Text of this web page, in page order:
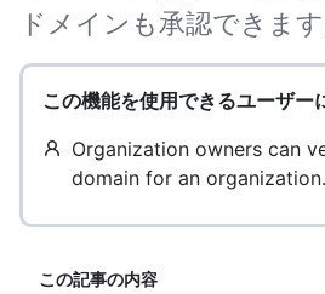
ドメインも承認できます
この機能を使用できるユーザー
Organization owners can
domain for an organization.
この記事の内容